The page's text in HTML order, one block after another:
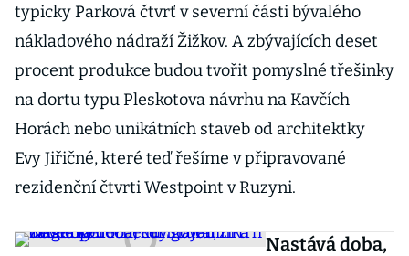
typicky Parková čtvrť v severní části bývalého
nákladového nádraží Žižkov. A zbývajících deset
procent produkce budou tvořit pomyslné třešinky
na dortu typu Pleskotova návrhu na Kavčích
Horách nebo unikátních staveb od architektky
Evy Jiřičné, které teď řešíme v připravované
rezidenční čtvrti Westpoint v Ruzyni.
Nastává doba,